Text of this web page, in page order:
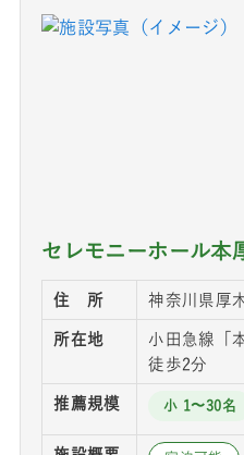
セレモニーホール本
住 所 神奈川県厚
所在地
小田急線「
徒歩2分
推薦規模 小 1〜30名